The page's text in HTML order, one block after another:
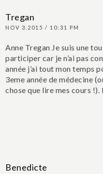
Tregan
NOV 3.2015 / 10:31 PM
Anne Tregan Je suis une
participer car je n’ai pas
année j’ai tout mon temps
3eme année de médecine
chose que lire mes cours !).
Benedicte